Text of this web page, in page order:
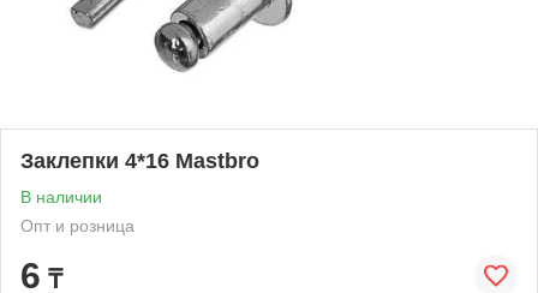
Заклепки 4*16 Mastbro
В наличии
Опт и розница
6 ₸